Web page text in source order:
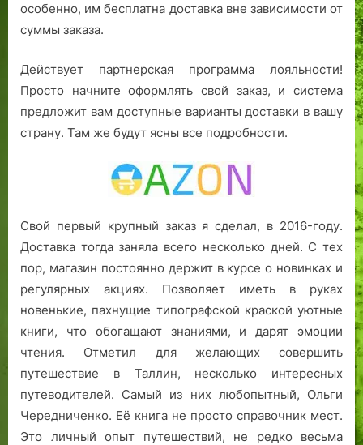
особенно, им бесплатна доставка вне зависимости от
суммы заказа.
Действует партнерская программа лояльности!
Просто начните оформлять свой заказ, и система
предложит вам доступные варианты доставки в вашу
страну. Там же будут ясны все подробности.
Свой первый крупный заказ я сделал, в 2016-году.
Доставка тогда заняла всего несколько дней. С тех
пор, магазин постоянно держит в курсе о новинках и
регулярных акциях. Позволяет иметь в руках
новенькие, пахнущие типографской краской уютные
книги, что обогащают знаниями, и дарят эмоции
чтения. Отметил для желающих совершить
путешествие в Таллин, несколько интересных
путеводителей. Самый из них любопытный, Ольги
Чередниченко. Её книга не просто справочник мест.
Это личный опыт путешествий, не редко весьма